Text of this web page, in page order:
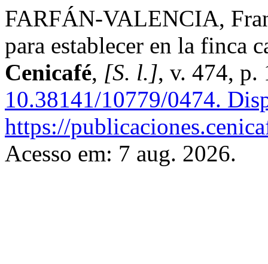
FARFÁN-VALENCIA,
para establecer en la finca
Cenicafé, [S. l.], v. 474,
10.38141/10779/0474.
https://
Acesso em: 7 aug. 2026.